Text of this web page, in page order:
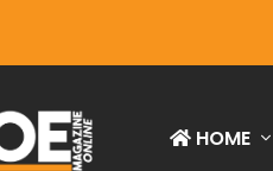
HOME